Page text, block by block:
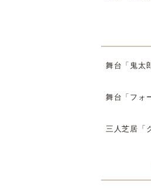
舞台「鬼太
舞台「フォ
三人芝居「